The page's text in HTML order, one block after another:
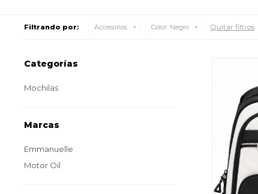
Filtrando por: Accesorios Color: Negro Quitar filtros
Categorías
Mochilas
Marcas
Emmanuelle
Motor Oil